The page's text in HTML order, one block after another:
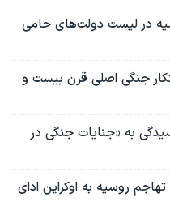
در لیست دولت‌های حامی
جنگی اصلی قرن بیست و
به «جنایات جنگی در
روسیه به اوکراین ادای